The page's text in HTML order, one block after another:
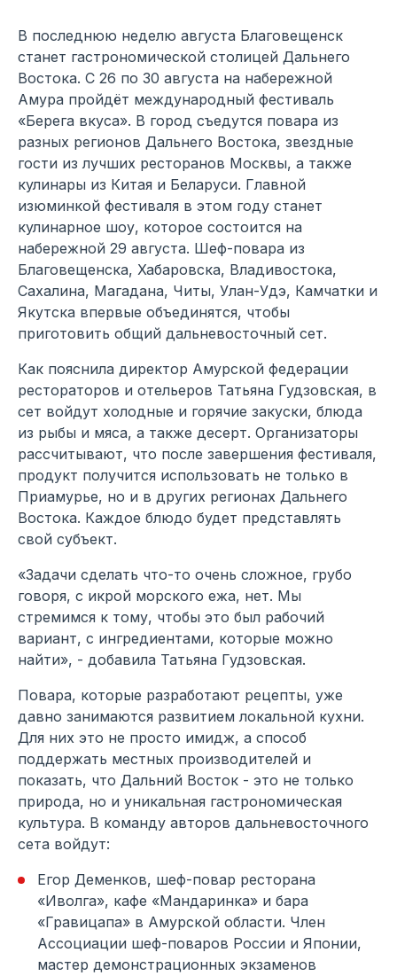
В последнюю неделю августа Благовещенск
станет гастрономической столицей Дальнего
Востока. С 26 по 30 августа на набережной
Амура пройдёт международный фестиваль
«Берега вкуса». В город съедутся повара из
разных регионов Дальнего Востока, звездные
гости из лучших ресторанов Москвы, а также
кулинары из Китая и Беларуси. Главной
изюминкой фестиваля в этом году станет
кулинарное шоу, которое состоится на
набережной 29 августа. Шеф-повара из
Благовещенска, Хабаровска, Владивостока,
Сахалина, Магадана, Читы, Улан-Удэ, Камчатки и
Якутска впервые объединятся, чтобы
приготовить общий дальневосточный сет.
Как пояснила директор Амурской федерации
рестораторов и отельеров Татьяна Гудзовская, в
сет войдут холодные и горячие закуски, блюда
из рыбы и мяса, а также десерт. Организаторы
рассчитывают, что после завершения фестиваля,
продукт получится использовать не только в
Приамурье, но и в других регионах Дальнего
Востока. Каждое блюдо будет представлять
свой субъект.
«Задачи сделать что-то очень сложное, грубо
говоря, с икрой морского ежа, нет. Мы
стремимся к тому, чтобы это был рабочий
вариант, с ингредиентами, которые можно
найти», - добавила Татьяна Гудзовская.
Повара, которые разработают рецепты, уже
давно занимаются развитием локальной кухни.
Для них это не просто имидж, а способ
поддержать местных производителей и
показать, что Дальний Восток - это не только
природа, но и уникальная гастрономическая
культура. В команду авторов дальневосточного
сета войдут:
Егор Деменков, шеф-повар ресторана
«Иволга», кафе «Мандаринка» и бара
«Гравицапа» в Амурской области. Член
Ассоциации шеф-поваров России и Японии,
мастер демонстрационных экзаменов